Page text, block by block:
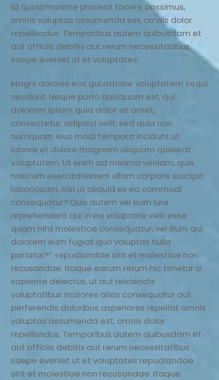
id quod maxime placeat facere possimus,
omnis voluptas assumenda est, omnis dolor
repellendus. Temporibus autem quibusdam et
aut officiis debitis aut rerum necessitatibus
saepe eveniet ut et voluptates.
Magni dolores eos qui ratione voluptatem sequi
nesciunt. Neque porro quisquam est, qui
dolorem ipsum quia dolor sit amet,
consectetur, adipisci velit, sed quia non
numquam eius modi tempora incidunt ut
labore et dolore magnam aliquam quaerat
voluptatem. Ut enim ad minima veniam, quis
nostrum exercitationem ullam corporis suscipit
laboriosam, nisi ut aliquid ex ea commodi
consequatur? Quis autem vel eum iure
reprehenderit qui in ea voluptate velit esse
quam nihil molestiae consequatur, vel illum qui
dolorem eum fugiat quo voluptas nulla
pariatur?” repudiandae sint et molestiae non
recusandae. Itaque earum rerum hic tenetur a
sapiente delectus, ut aut reiciendis
voluptatibus maiores alias consequatur aut
perferendis doloribus asperiores repellat omnis
voluptas assumenda est, omnis dolor
repellendus. Temporibus autem quibusdam et
aut officiis debitis aut rerum necessitatibus
saepe eveniet ut et voluptates repudiandae
sint et molestiae non recusandae. Itaque